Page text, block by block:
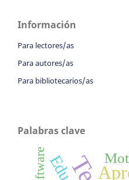
Información
Para lectores/as
Para autores/as
Para bibliotecarios/as
Palabras clave
Software